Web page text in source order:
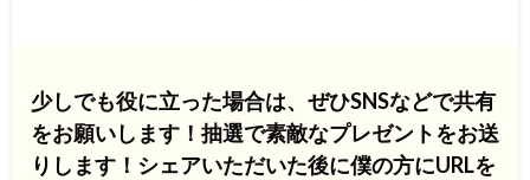
少しでも役に立った場合は、ぜひSNSなどで共有
をお願いします！抽選で素敵なプレゼントをお送
りします！シェアいただいた後に僕の方にURLを